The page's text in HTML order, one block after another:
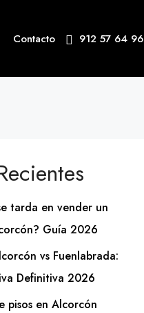
Contacto 912 57 64 96
tarda en vender un
Guía 2026
vs Fuenlabrada:
Definitiva 2026
pisos en Alcorcón